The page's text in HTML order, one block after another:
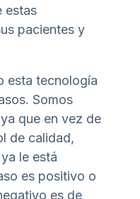
estas
pacientes y
esta tecnología
Somos
que en vez de
de calidad,
le está
es positivo o
es de